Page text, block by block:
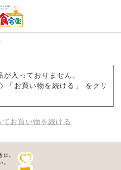
入っておりません。
「お買い物を続ける」 をクリ
てお買い物を続ける